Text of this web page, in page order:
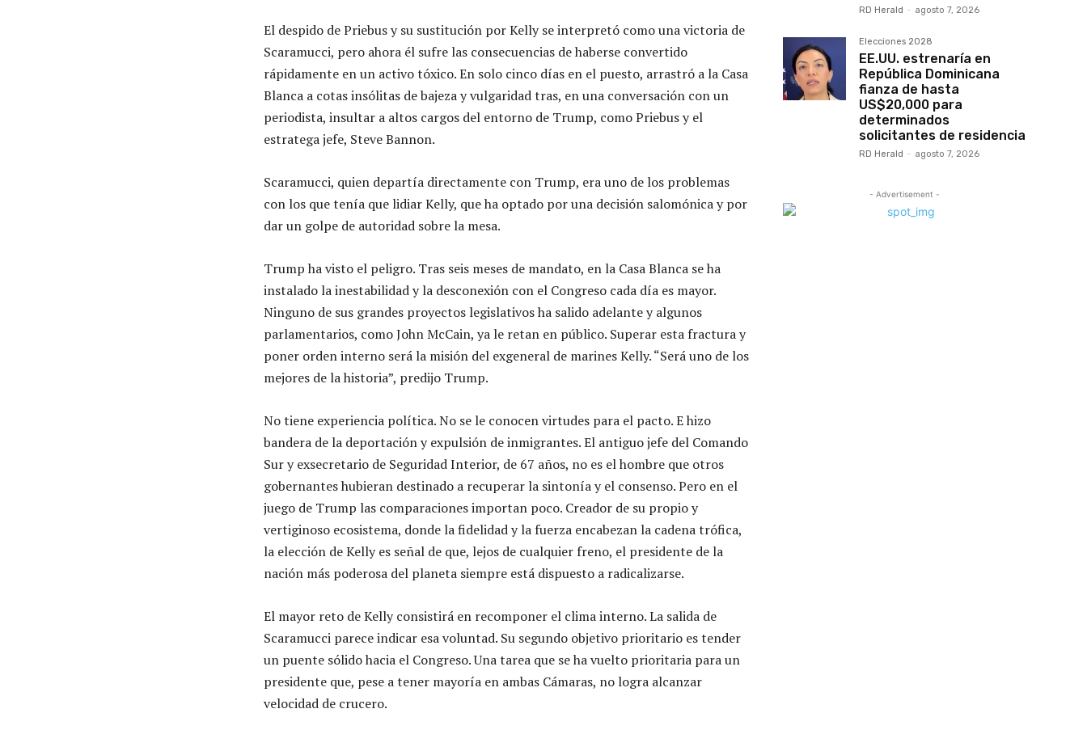
El despido de Priebus y su sustitución por Kelly se interpretó como una victoria de
Scaramucci, pero ahora él sufre las consecuencias de haberse convertido
rápidamente en un activo tóxico. En solo cinco días en el puesto, arrastró a la Casa
Blanca a cotas insólitas de bajeza y vulgaridad tras, en una conversación con un
periodista, insultar a altos cargos del entorno de Trump, como Priebus y el
estratega jefe, Steve Bannon.
Scaramucci, quien departía directamente con Trump, era uno de los problemas
con los que tenía que lidiar Kelly, que ha optado por una decisión salomónica y por
dar un golpe de autoridad sobre la mesa.
Trump ha visto el peligro. Tras seis meses de mandato, en la Casa Blanca se ha
instalado la inestabilidad y la desconexión con el Congreso cada día es mayor.
Ninguno de sus grandes proyectos legislativos ha salido adelante y algunos
parlamentarios, como John McCain, ya le retan en público. Superar esta fractura y
poner orden interno será la misión del exgeneral de marines Kelly. “Será uno de los
mejores de la historia”, predijo Trump.
No tiene experiencia política. No se le conocen virtudes para el pacto. E hizo
bandera de la deportación y expulsión de inmigrantes. El antiguo jefe del Comando
Sur y exsecretario de Seguridad Interior, de 67 años, no es el hombre que otros
gobernantes hubieran destinado a recuperar la sintonía y el consenso. Pero en el
juego de Trump las comparaciones importan poco. Creador de su propio y
vertiginoso ecosistema, donde la fidelidad y la fuerza encabezan la cadena trófica,
la elección de Kelly es señal de que, lejos de cualquier freno, el presidente de la
nación más poderosa del planeta siempre está dispuesto a radicalizarse.
El mayor reto de Kelly consistirá en recomponer el clima interno. La salida de
Scaramucci parece indicar esa voluntad. Su segundo objetivo prioritario es tender
un puente sólido hacia el Congreso. Una tarea que se ha vuelto prioritaria para un
presidente que, pese a tener mayoría en ambas Cámaras, no logra alcanzar
velocidad de crucero.
RD Herald - agosto 7, 2026
Elecciones 2028
EE.UU. estrenaría en
República Dominicana
fianza de hasta
US$20,000 para
determinados
solicitantes de residencia
RD Herald - agosto 7, 2026
- Advertisement -